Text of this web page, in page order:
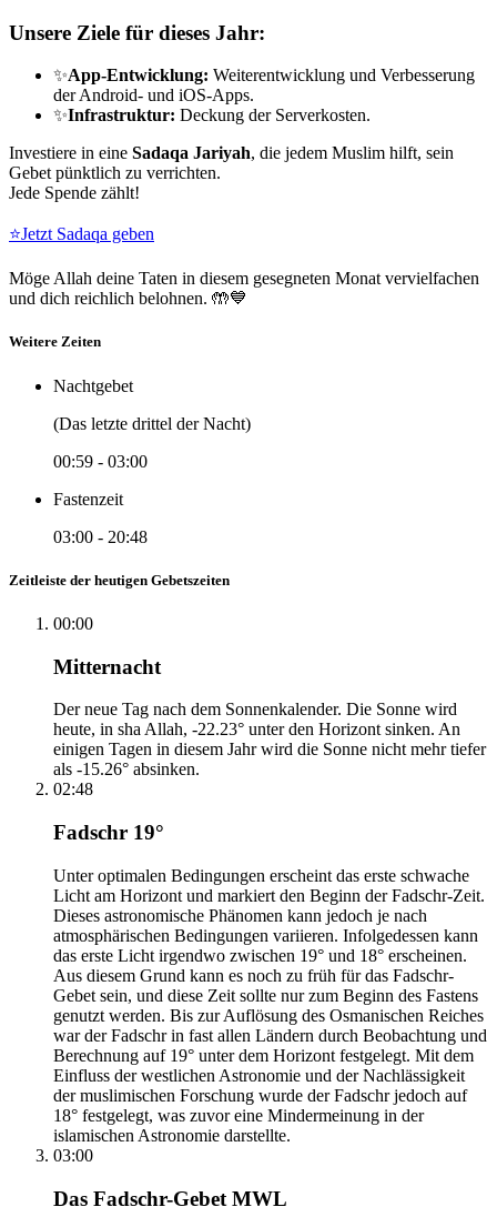
Unsere Ziele für dieses Jahr:
✨App-Entwicklung: Weiterentwicklung und Verbesserung
der Android- und iOS-Apps.
✨Infrastruktur: Deckung der Serverkosten.
Investiere in eine Sadaqa Jariyah, die jedem Muslim hilft, sein
Gebet pünktlich zu verrichten.
Jede Spende zählt!
⭐Jetzt Sadaqa geben
Möge Allah deine Taten in diesem gesegneten Monat vervielfachen
und dich reichlich belohnen. 🤲💙
Weitere Zeiten
Nachtgebet
(Das letzte drittel der Nacht)
00:59 - 03:00
Fastenzeit
03:00 - 20:48
Zeitleiste der heutigen Gebetszeiten
00:00
Mitternacht
Der neue Tag nach dem Sonnenkalender. Die Sonne wird
heute, in sha Allah, -22.23° unter den Horizont sinken. An
einigen Tagen in diesem Jahr wird die Sonne nicht mehr tiefer
als -15.26° absinken.
02:48
Fadschr 19°
Unter optimalen Bedingungen erscheint das erste schwache
Licht am Horizont und markiert den Beginn der Fadschr-Zeit.
Dieses astronomische Phänomen kann jedoch je nach
atmosphärischen Bedingungen variieren. Infolgedessen kann
das erste Licht irgendwo zwischen 19° und 18° erscheinen.
Aus diesem Grund kann es noch zu früh für das Fadschr-
Gebet sein, und diese Zeit sollte nur zum Beginn des Fastens
genutzt werden. Bis zur Auflösung des Osmanischen Reiches
war der Fadschr in fast allen Ländern durch Beobachtung und
Berechnung auf 19° unter dem Horizont festgelegt. Mit dem
Einfluss der westlichen Astronomie und der Nachlässigkeit
der muslimischen Forschung wurde der Fadschr jedoch auf
18° festgelegt, was zuvor eine Mindermeinung in der
islamischen Astronomie darstellte.
03:00
Das Fadschr-Gebet MWL